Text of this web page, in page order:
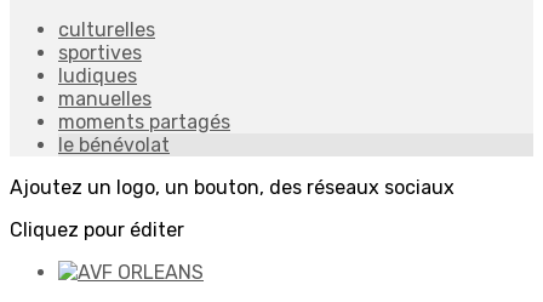
culturelles
sportives
ludiques
manuelles
moments partagés
le bénévolat
Ajoutez un logo, un bouton, des réseaux sociaux
Cliquez pour éditer